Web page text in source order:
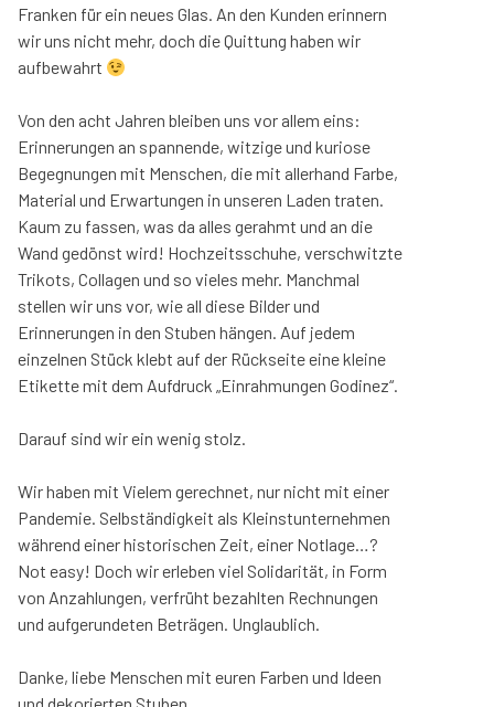
Franken für ein neues Glas. An den Kunden erinnern
wir uns nicht mehr, doch die Quittung haben wir
aufbewahrt
Von den acht Jahren bleiben uns vor allem eins:
Erinnerungen an spannende, witzige und kuriose
Begegnungen mit Menschen, die mit allerhand Farbe,
Material und Erwartungen in unseren Laden traten.
Kaum zu fassen, was da alles gerahmt und an die
Wand gedönst wird! Hochzeitsschuhe, verschwitzte
Trikots, Collagen und so vieles mehr. Manchmal
stellen wir uns vor, wie all diese Bilder und
Erinnerungen in den Stuben hängen. Auf jedem
einzelnen Stück klebt auf der Rückseite eine kleine
Etikette mit dem Aufdruck „Einrahmungen Godinez“.
Darauf sind wir ein wenig stolz.
Wir haben mit Vielem gerechnet, nur nicht mit einer
Pandemie. Selbständigkeit als Kleinstunternehmen
während einer historischen Zeit, einer Notlage…?
Not easy! Doch wir erleben viel Solidarität, in Form
von Anzahlungen, verfrüht bezahlten Rechnungen
und aufgerundeten Beträgen. Unglaublich.
Danke, liebe Menschen mit euren Farben und Ideen